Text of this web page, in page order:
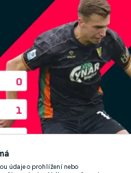
údaje o prohlížení nebo